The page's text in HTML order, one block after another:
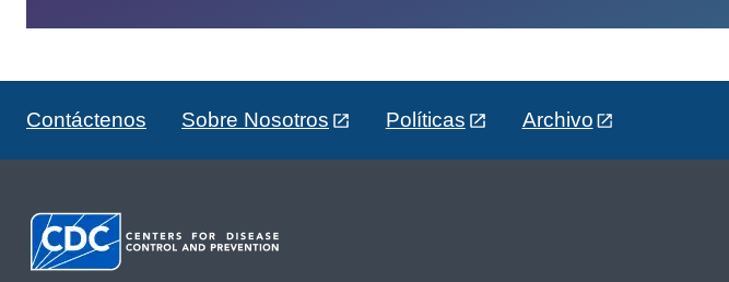
Contáctenos Sobre Nosotros Políticas Archivo